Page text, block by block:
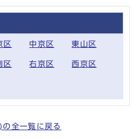
区 中京区 東山区
区 右京区 西京区
全一覧に戻る